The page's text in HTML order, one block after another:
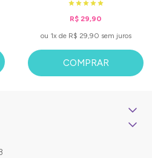
R$ 29,90
ou 1x de R$ 29,90 sem juros
COMPRAR